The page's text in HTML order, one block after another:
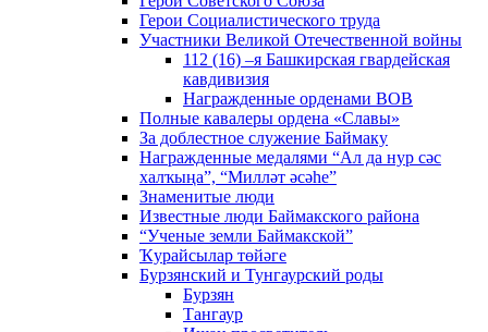
Герои Социалистического труда
Участники Великой Отечественной войны
112 (16) –я Башкирская гвардейская
кавдивизия
Награжденные орденами ВОВ
Полные кавалеры ордена «Славы»
За доблестное служение Баймаку
Награжденные медалями “Ал да нур сәс
халҡыңа”, “Милләт әсәһе”
Знаменитые люди
Известные люди Баймакского района
“Ученые земли Баймакской”
Ҡурайсылар төйәге
Бурзянский и Тунгаурский роды
Бурзян
Тангаур